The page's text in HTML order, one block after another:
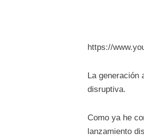
https://
La generación
disruptiva.
Como ya he
lanzamiento